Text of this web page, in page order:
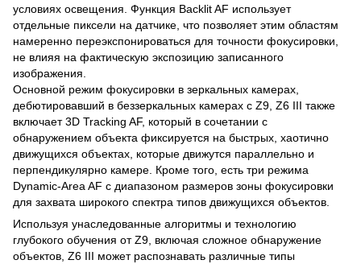
условиях освещения. Функция Backlit AF использует
отдельные пиксели на датчике, что позволяет этим областям
намеренно переэкспонироваться для точности фокусировки,
не влияя на фактическую экспозицию записанного
изображения.
Основной режим фокусировки в зеркальных камерах,
дебютировавший в беззеркальных камерах с Z9, Z6 III также
включает 3D Tracking AF, который в сочетании с
обнаружением объекта фиксируется на быстрых, хаотично
движущихся объектах, которые движутся параллельно и
перпендикулярно камере. Кроме того, есть три режима
Dynamic-Area AF с диапазоном размеров зоны фокусировки
для захвата широкого спектра типов движущихся объектов.
Используя унаследованные алгоритмы и технологию
глубокого обучения от Z9, включая сложное обнаружение
объектов, Z6 III может распознавать различные типы